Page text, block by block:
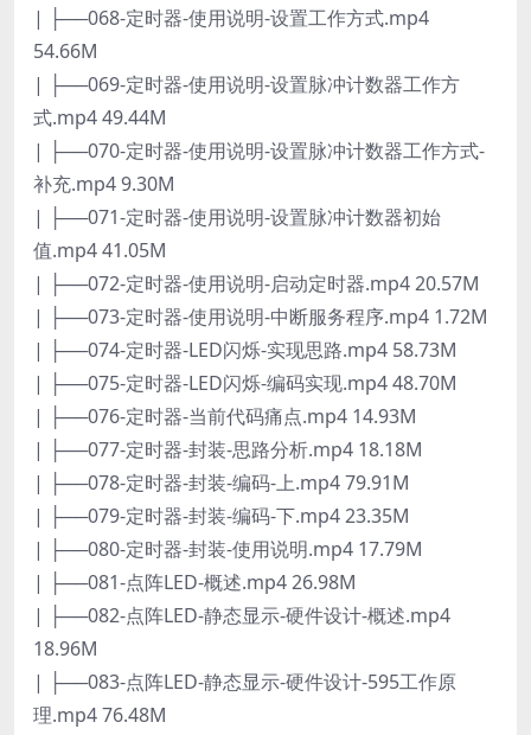
| ├──068-定时器-使用说明-设置工作方式.mp4
54.66M
| ├──069-定时器-使用说明-设置脉冲计数器工作方
式.mp4 49.44M
| ├──070-定时器-使用说明-设置脉冲计数器工作方式-
补充.mp4 9.30M
| ├──071-定时器-使用说明-设置脉冲计数器初始
值.mp4 41.05M
| ├──072-定时器-使用说明-启动定时器.mp4 20.57M
| ├──073-定时器-使用说明-中断服务程序.mp4 1.72M
| ├──074-定时器-LED闪烁-实现思路.mp4 58.73M
| ├──075-定时器-LED闪烁-编码实现.mp4 48.70M
| ├──076-定时器-当前代码痛点.mp4 14.93M
| ├──077-定时器-封装-思路分析.mp4 18.18M
| ├──078-定时器-封装-编码-上.mp4 79.91M
| ├──079-定时器-封装-编码-下.mp4 23.35M
| ├──080-定时器-封装-使用说明.mp4 17.79M
| ├──081-点阵LED-概述.mp4 26.98M
| ├──082-点阵LED-静态显示-硬件设计-概述.mp4
18.96M
| ├──083-点阵LED-静态显示-硬件设计-595工作原
理.mp4 76.48M